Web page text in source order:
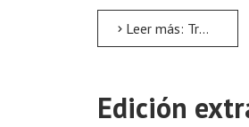
Leer más: Tres años de impunidad del Estado mexicano
Edición